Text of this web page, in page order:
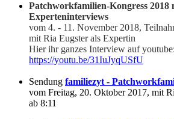
Patchworkfamilien-Kongress 2018
Experteninterviews
vom 4. - 11. November 2018,
mit Ria Eugster als Expertin
Hier ihr ganzes Interview auf youtube:
https://youtu.be/31IuJyqUSfU
Sendung familiezyt -
vom Freitag, 20. Oktober 2017, mit
ab 8:11